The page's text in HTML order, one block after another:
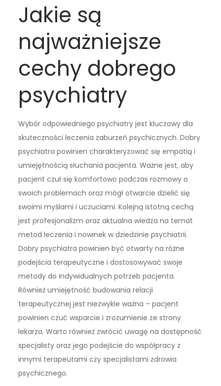
Jakie są
najważniejsze
cechy dobrego
psychiatry
Wybór odpowiedniego psychiatry jest kluczowy dla
skuteczności leczenia zaburzeń psychicznych. Dobry
psychiatra powinien charakteryzować się empatią i
umiejętnością słuchania pacjenta. Ważne jest, aby
pacjent czuł się komfortowo podczas rozmowy o
swoich problemach oraz mógł otwarcie dzielić się
swoimi myślami i uczuciami. Kolejną istotną cechą
jest profesjonalizm oraz aktualna wiedza na temat
metod leczenia i nowinek w dziedzinie psychiatrii.
Dobry psychiatra powinien być otwarty na różne
podejścia terapeutyczne i dostosowywać swoje
metody do indywidualnych potrzeb pacjenta.
Również umiejętność budowania relacji
terapeutycznej jest niezwykle ważna – pacjent
powinien czuć wsparcie i zrozumienie ze strony
lekarza. Warto również zwrócić uwagę na dostępność
specjalisty oraz jego podejście do współpracy z
innymi terapeutami czy specjalistami zdrowia
psychicznego.